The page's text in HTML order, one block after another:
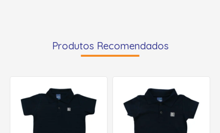
Produtos Recomendados